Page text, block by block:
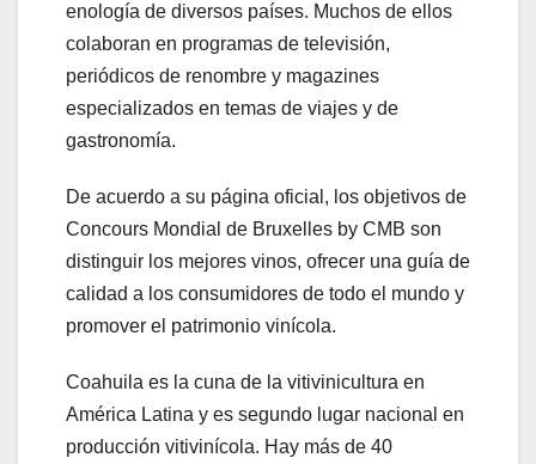
enología de diversos países. Muchos de ellos
colaboran en programas de televisión,
periódicos de renombre y magazines
especializados en temas de viajes y de
gastronomía.
De acuerdo a su página oficial, los objetivos de
Concours Mondial de Bruxelles by CMB son
distinguir los mejores vinos, ofrecer una guía de
calidad a los consumidores de todo el mundo y
promover el patrimonio vinícola.
Coahuila es la cuna de la vitivinicultura en
América Latina y es segundo lugar nacional en
producción vitivinícola. Hay más de 40